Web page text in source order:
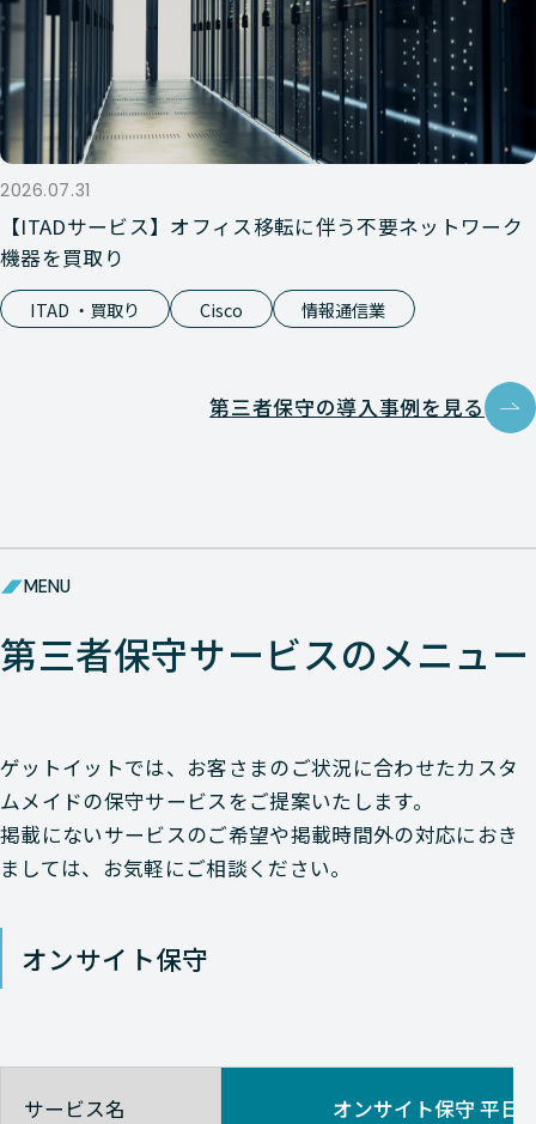
2026.07.31
【ITADサービス】オフィス移転に伴う不要ネットワーク
機器を買取り
ITAD ・買取り Cisco 情報通信業
第三者保守の導入事例を見る
MENU
第三者保守サービスのメニュー
ゲットイットでは、お客さまのご状況に合わせたカスタ
ムメイドの保守サービスをご提案いたします。
掲載にないサービスのご希望や掲載時間外の対応におき
ましては、お気軽にご相談ください。
オンサイト保守
サービス名 オンサイト保守 平日